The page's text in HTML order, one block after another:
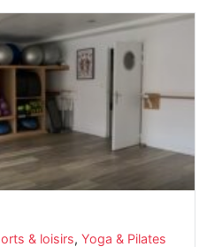
& loisirs, Yoga & Pilates